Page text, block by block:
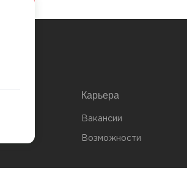
Карьера
Вакансии
Возможности